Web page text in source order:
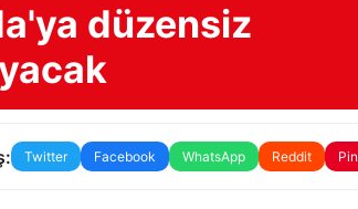
düzensiz
Twitter Facebook WhatsApp Reddit